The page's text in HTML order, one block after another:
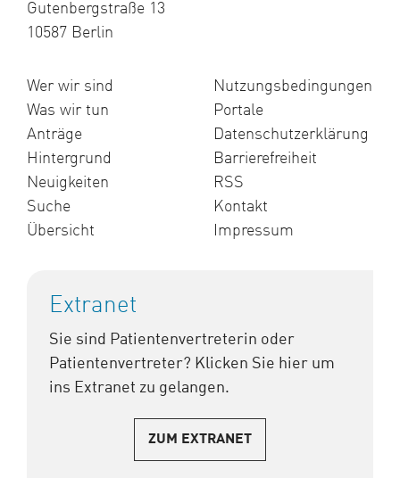
Gutenbergstraße 13
10587 Berlin
Wer wir sind
Was wir tun
Anträge
Hintergrund
Neuigkeiten
Suche
Übersicht
Nutzungsbedingungen
Portale
Datenschutzerklärung
Barrierefreiheit
RSS
Kontakt
Impressum
Extranet
Sie sind Patientenvertreterin oder
Patientenvertreter? Klicken Sie hier um
ins Extranet zu gelangen.
ZUM EXTRANET